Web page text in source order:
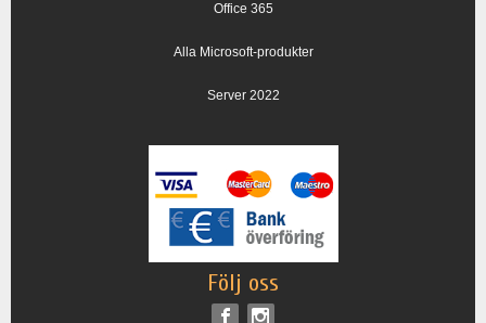
Office 365
Alla Microsoft-produkter
Server 2022
Följ oss